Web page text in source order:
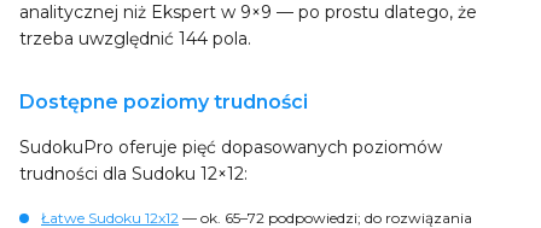
analitycznej niż Ekspert w 9×9 — po prostu dlatego, że
trzeba uwzględnić 144 pola.
Dostępne poziomy trudności
SudokuPro oferuje pięć dopasowanych poziomów
trudności dla Sudoku 12×12:
Łatwe Sudoku 12x12 — ok. 65–72 podpowiedzi; do rozwiązania